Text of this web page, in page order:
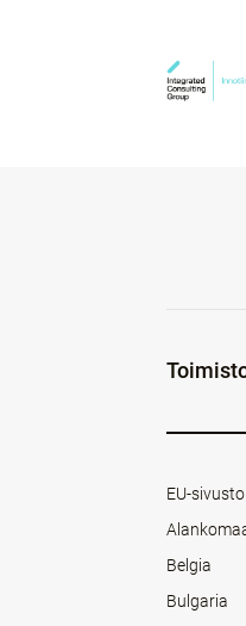
EU-
Belgia
Bulgaria